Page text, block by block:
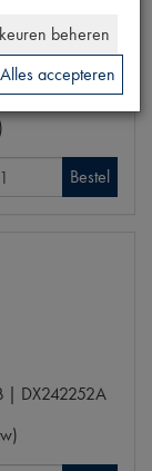
| DX242277A
Bestel
| DX242252A
beheren
Alles accepteren